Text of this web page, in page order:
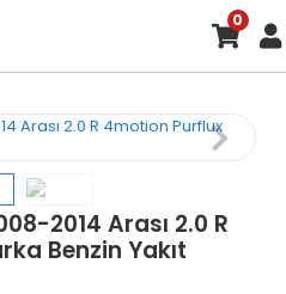
0
2014 Arası 2.0 R
Benzin Yakıt